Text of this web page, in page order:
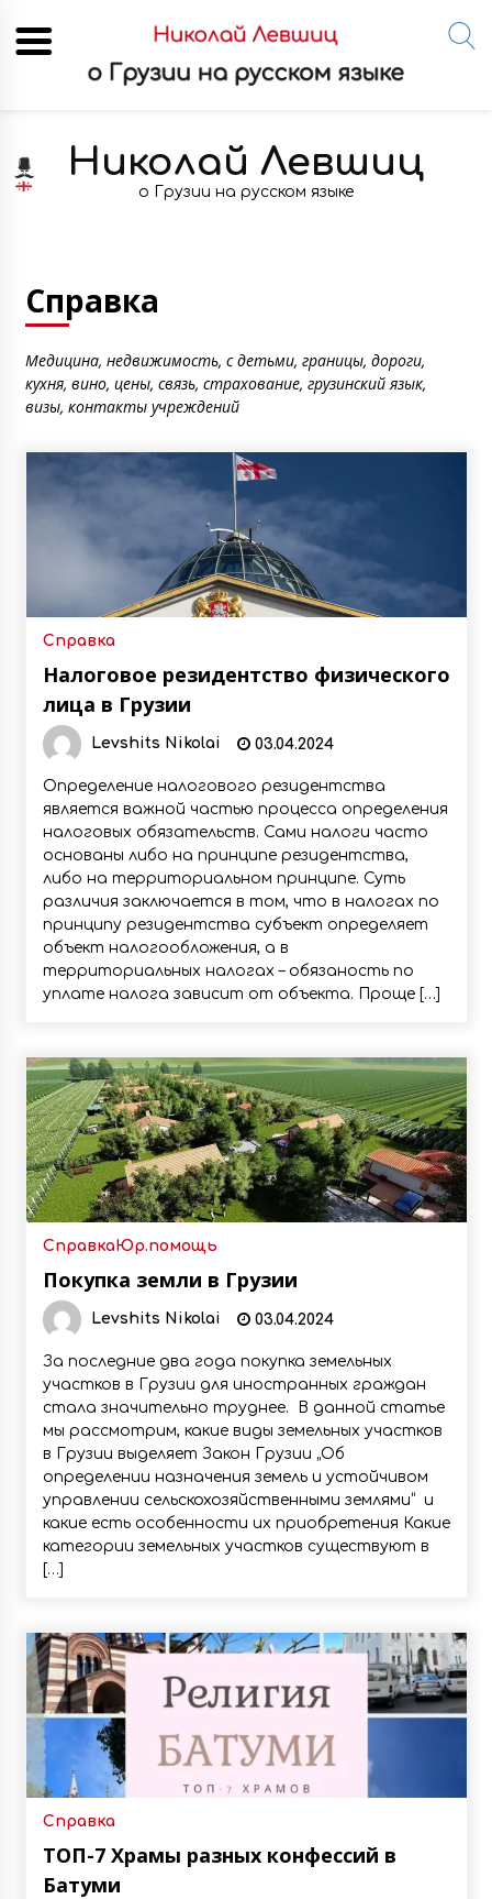
content
Николай Левшиц
о Грузии на русском языке
Справка
Медицина, недвижимость, с детьми, границы, дороги,
кухня, вино, цены, связь, страхование, грузинский язык,
визы, контакты учреждений
Справка
Налоговое резидентство физического
лица в Грузии
Levshits Nikolai 03.04.2024
Определение налогового резидентства
является важной частью процесса определения
налоговых обязательств. Сами налоги часто
основаны либо на принципе резидентства,
либо на территориальном принципе. Суть
различия заключается в том, что в налогах по
принципу резидентства субъект определяет
объект налогообложения, а в
территориальных налогах – обязаность по
уплате налога зависит от объекта. Проще […]
СправкаЮр.помощь
Покупка земли в Грузии
Levshits Nikolai 03.04.2024
За последние два года покупка земельных
участков в Грузии для иностранных граждан
стала значительно труднее. В данной статье
мы рассмотрим, какие виды земельных участков
в Грузии выделяет Закон Грузии „Об
определении назначения земель и устойчивом
управлении сельскохозяйственными землями“ и
какие есть особенности их приобретения Какие
категории земельных участков существуют в
[…]
Справка
ТОП-7 Храмы разных конфессий в
Батуми